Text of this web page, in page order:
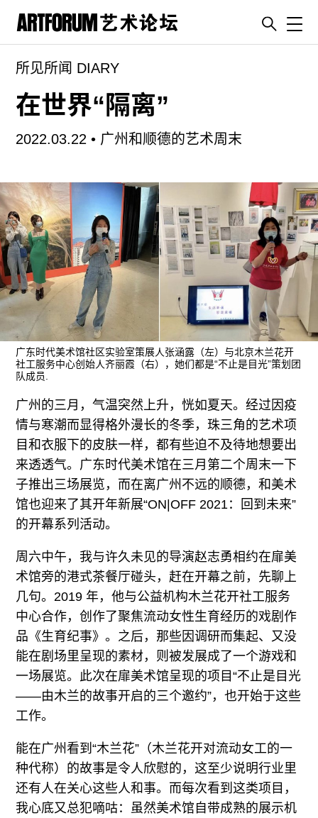
artguide
新闻
展评
杂志
视频
ENGLISH
ART & EDUCATION
广告
订阅
往期内容
联系我们
关注我们
所见所闻 DIARY
在世界“隔离”
2022.03.22 • 广州和顺德的艺术周末
广东时代美术馆社区实验室策展人张涵露（左）与北京木兰花开
社工服务中心创始人齐丽霞（右），她们都是“不止是目光”策划团
队成员.
广州的三月，气温突然上升，恍如夏天。经过因疫
情与寒潮而显得格外漫长的冬季，珠三角的艺术项
目和衣服下的皮肤一样，都有些迫不及待地想要出
来透透气。广东时代美术馆在三月第二个周末一下
子推出三场展览，而在离广州不远的顺德，和美术
馆也迎来了其开年新展“ON|OFF 2021：回到未来”
的开幕系列活动。
周六中午，我与许久未见的导演赵志勇相约在扉美
术馆旁的港式茶餐厅碰头，赶在开幕之前，先聊上
几句。2019 年，他与公益机构木兰花开社工服务
中心合作，创作了聚焦流动女性生育经历的戏剧作
品《生育纪事》。之后，那些因调研而集起、又没
能在剧场里呈现的素材，则被发展成了一个游戏和
一场展览。此次在扉美术馆呈现的项目“不止是目光
——由木兰的故事开启的三个邀约”，也开始于这些
工作。
能在广州看到“木兰花”（木兰花开对流动女工的一
种代称）的故事是令人欣慰的，这至少说明行业里
还有人在关心这些人和事。而每次看到这类项目，
我心底又总犯嘀咕：虽然美术馆自带成熟的展示机